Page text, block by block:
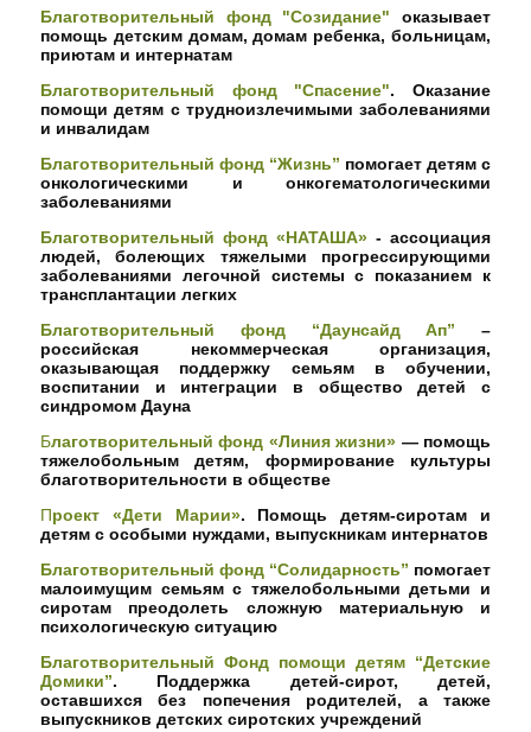
Благотворительный фонд "Созидание" оказывает
помощь детским домам, домам ребенка, больницам,
приютам и интернатам
Благотворительный фонд "Спасение". Оказание
помощи детям с трудноизлечимыми заболеваниями
и инвалидам
Благотворительный фонд “Жизнь” помогает детям с
онкологическими и онкогематологическими
заболеваниями
Благотворительный фонд «НАТАША» - ассоциация
людей, болеющих тяжелыми прогрессирующими
заболеваниями легочной системы с показанием к
трансплантации легких
Благотворительный фонд “Даунсайд Ап” –
российская некоммерческая организация,
оказывающая поддержку семьям в обучении,
воспитании и интеграции в общество детей с
синдромом Дауна
Благотворительный фонд «Линия жизни» — помощь
тяжелобольным детям, формирование культуры
благотворительности в обществе
Проект «Дети Марии». Помощь детям-сиротам и
детям с особыми нуждами, выпускникам интернатов
Благотворительный фонд “Солидарность” помогает
малоимущим семьям с тяжелобольными детьми и
сиротам преодолеть сложную материальную и
психологическую ситуацию
Благотворительный Фонд помощи детям “Детские
Домики”. Поддержка детей-сирот, детей,
оставшихся без попечения родителей, а также
выпускников детских сиротских учреждений